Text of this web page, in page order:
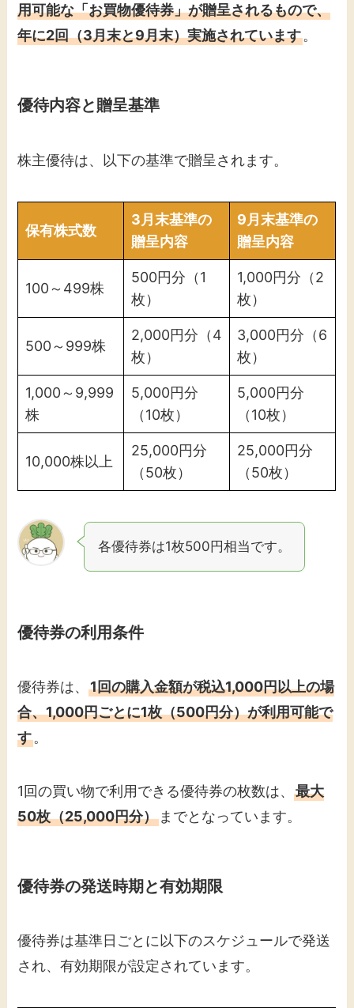
用可能な「お買物優待券」が贈呈されるもので、
年に2回（3月末と9月末）実施されています。
優待内容と贈呈基準
株主優待は、以下の基準で贈呈されます。​
保有株式数
3月末基準の
贈呈内容
9月末基準の
贈呈内容
100～499株
500円分（1
枚）
1,000円分（2
枚）
500～999株
2,000円分（4
枚）
3,000円分（6
枚）
1,000～9,999
株
5,000円分
（10枚）
5,000円分
（10枚）
10,000株以上
25,000円分
（50枚）
25,000円分
（50枚）
各優待券は1枚500円相当です。
優待券の利用条件
優待券は、1回の購入金額が税込1,000円以上の場
合、1,000円ごとに1枚（500円分）が利用可能で
す。​
​1回の買い物で利用できる優待券の枚数は、最大
50枚（25,000円分） までとなっています。​
優待券の発送時期と有効期限
優待券は基準日ごとに以下のスケジュールで発送
され、有効期限が設定されています。​